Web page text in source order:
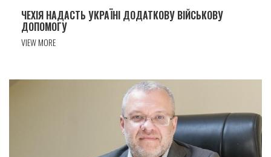
ЧЕХІЯ НАДАСТЬ УКРАЇНІ ДОДАТКОВУ ВІЙСЬКОВУ
ДОПОМОГУ
VIEW MORE